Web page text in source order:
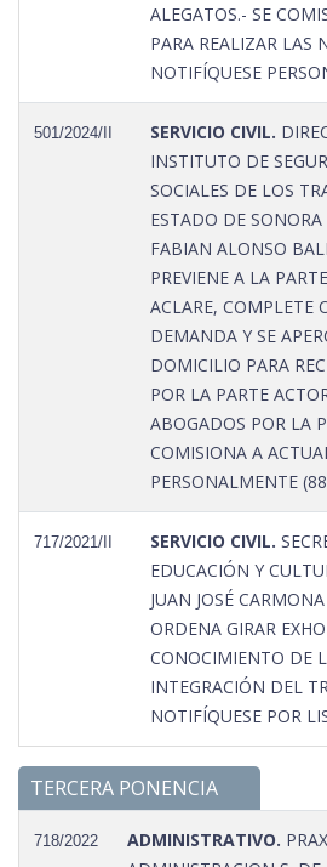
ALEGATOS.- SE
PARA REALIZAR LAS
NOTIFÍQUESE
501/2024/II SERVICIO CIVIL.
INSTITUTO DE
SOCIALES DE LOS
ESTADO DE
FABIAN ALONSO
PREVIENE A LA
ACLARE, COMPLETE
DEMANDA Y SE
DOMICILIO PARA
POR LA PARTE
ABOGADOS POR LA
COMISIONA A
PERSONALMENTE
717/2021/II SERVICIO CIVIL.
EDUCACIÓN Y
JUAN JOSÉ
ORDENA GIRAR
CONOCIMIENTO DE
INTEGRACIÓN DEL
NOTIFÍQUESE POR
TERCERA PONENCIA
718/2022 ADMINISTRATIVO.